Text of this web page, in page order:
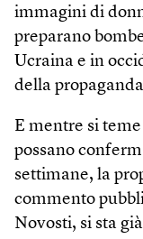
immagini di
preparano
Ucraina e in
della
E mentre si
possano
settimane, la
commento
Novosti, si sta